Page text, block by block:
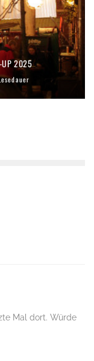
UP 2025
Mal dort. Würde